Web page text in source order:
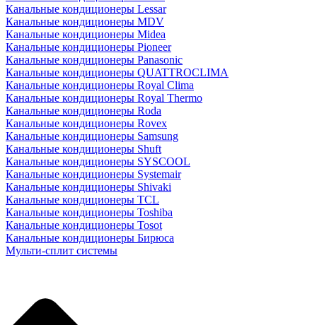
Канальные кондиционеры Lessar
Канальные кондиционеры MDV
Канальные кондиционеры Midea
Канальные кондиционеры Pioneer
Канальные кондиционеры Panasonic
Канальные кондиционеры QUATTROCLIMA
Канальные кондиционеры Royal Clima
Канальные кондиционеры Royal Thermo
Канальные кондиционеры Roda
Канальные кондиционеры Rovex
Канальные кондиционеры Samsung
Канальные кондиционеры Shuft
Канальные кондиционеры SYSCOOL
Канальные кондиционеры Systemair
Канальные кондиционеры Shivaki
Канальные кондиционеры TCL
Канальные кондиционеры Toshiba
Канальные кондиционеры Tosot
Канальные кондиционеры Бирюса
Мульти-сплит системы